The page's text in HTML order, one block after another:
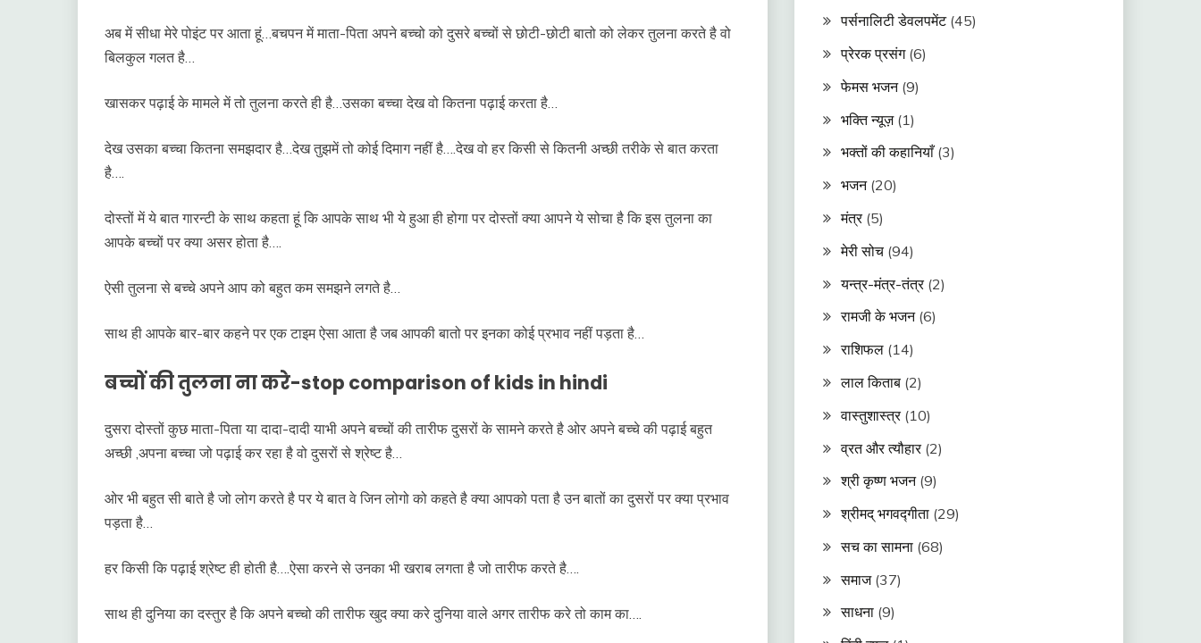
अब में सीधा मेरे पोइंट पर आता हूं…बचपन में माता-पिता अपने बच्चो को दुसरे बच्चों से छोटी-छोटी बातो को लेकर तुलना करते है वो
बिलकुल गलत है…
खासकर पढ़ाई के मामले में तो तुलना करते ही है…उसका बच्चा देख वो कितना पढ़ाई करता है…
देख उसका बच्चा कितना समझदार है…देख तुझमें तो कोई दिमाग नहीं है….देख वो हर किसी से कितनी अच्छी तरीके से बात करता
है….
दोस्तों में ये बात गारन्टी के साथ कहता हूं कि आपके साथ भी ये हुआ ही होगा पर दोस्तों क्या आपने ये सोचा है कि इस तुलना का
आपके बच्चों पर क्या असर होता है….
ऐसी तुलना से बच्चे अपने आप को बहुत कम समझने लगते है…
साथ ही आपके बार-बार कहने पर एक टाइम ऐसा आता है जब आपकी बातो पर इनका कोई प्रभाव नहीं पड़ता है…
बच्चों की तुलना ना करे-stop comparison of kids in hindi
दुसरा दोस्तों कुछ माता-पिता या दादा-दादी याभी अपने बच्चों की तारीफ दुसरों के सामने करते है ओर अपने बच्चे की पढ़ाई बहुत
अच्छी ,अपना बच्चा जो पढ़ाई कर रहा है वो दुसरों से श्रेष्ट है…
ओर भी बहुत सी बाते है जो लोग करते है पर ये बात वे जिन लोगो को कहते है क्या आपको पता है उन बातों का दुसरों पर क्या प्रभाव
पड़ता है…
हर किसी कि पढ़ाई श्रेष्ट ही होती है….ऐसा करने से उनका भी खराब लगता है जो तारीफ करते है….
साथ ही दुनिया का दस्तुर है कि अपने बच्चो की तारीफ खुद क्या करे दुनिया वाले अगर तारीफ करे तो काम का….
पर्सनालिटी डेवलपमेंट(45)
प्रेरक प्रसंग(6)
फेमस भजन(9)
भक्ति न्यूज़(1)
भक्तों की कहानियाँ(3)
भजन(20)
मंत्र(5)
मेरी सोच(94)
यन्त्र-मंत्र-तंत्र(2)
रामजी के भजन(6)
राशिफल(14)
लाल किताब(2)
वास्तुशास्त्र(10)
व्रत और त्यौहार(2)
श्री कृष्ण भजन(9)
श्रीमद् भगवद्गीता(29)
सच का सामना(68)
समाज(37)
साधना(9)